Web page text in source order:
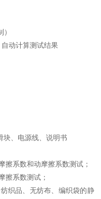
动计算测试结果
块、电源线、说明书
擦系数和动摩擦系数测试；
擦系数测试；
织品、无纺布、编织袋的静